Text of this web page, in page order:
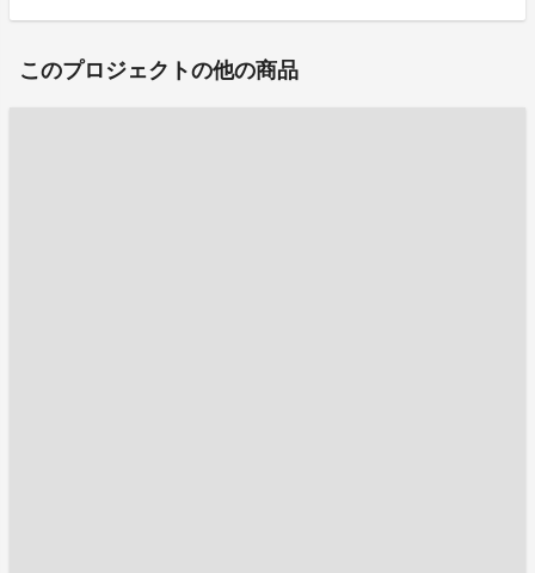
このプロジェクトの他の商品